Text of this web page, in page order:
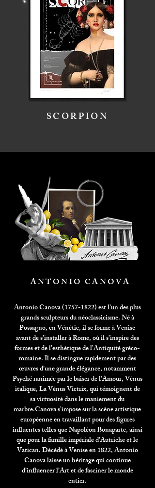
SCORPION
ANTONIO CANOVA
Antonio Canova(1757-1822)est l’un des plus
grands sculpteurs du néoclassicisme. Né à
Possagno, en Vénétie, il se forme à Venise
avant de s’installer à Rome, où il s’inspire des
formes et de l’esthétique de l’Antiquité gréco-
romaine. Il se distingue rapidement par des
œuvres d’une grande élégance, notamment
Psyché ranimée par le baiser de l’Amour, Vénus
italique, La Vénus Victrix, qui témoignent de
sa virtuosité dans le maniement du
marbre.Canova s’impose sur la scène artistique
européenne en travaillant pour des figures
influentes telles que Napoléon Bonaparte, ainsi
que pour la famille impériale d’Autriche et le
Vatican.Décédé à Venise en 1822, Antonio
Canova laisse un héritage qui continue
d’influencer l’Art et de fasciner le monde
entier.